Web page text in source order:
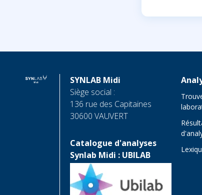
SYNLAB Midi
Siège social :
136 rue des Capitaines
30600 VAUVERT
Catalogue d'analyses
Synlab Midi : UBILAB